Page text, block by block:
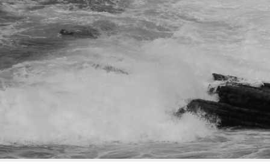
collective
critical
visionary
action-oriented
configurable
open